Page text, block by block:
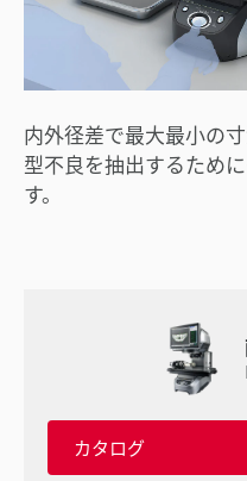
内外径差で最大最小の
型不良を抽出するため
す。
カタログ